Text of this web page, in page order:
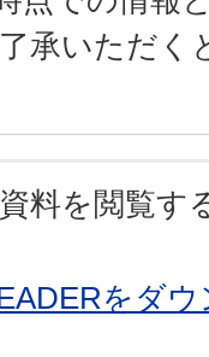
承いただく
料を閲覧す
をダ